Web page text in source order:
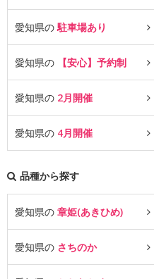
愛知県の駐車場あり
愛知県の 【安心】予約制
愛知県の 2月開催
愛知県の 4月開催
品種から探す
愛知県の 章姫(あきひめ)
愛知県の さちのか